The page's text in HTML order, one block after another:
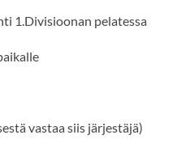
1.Divisioonan pelatessa
vastaa siis järjestäjä)